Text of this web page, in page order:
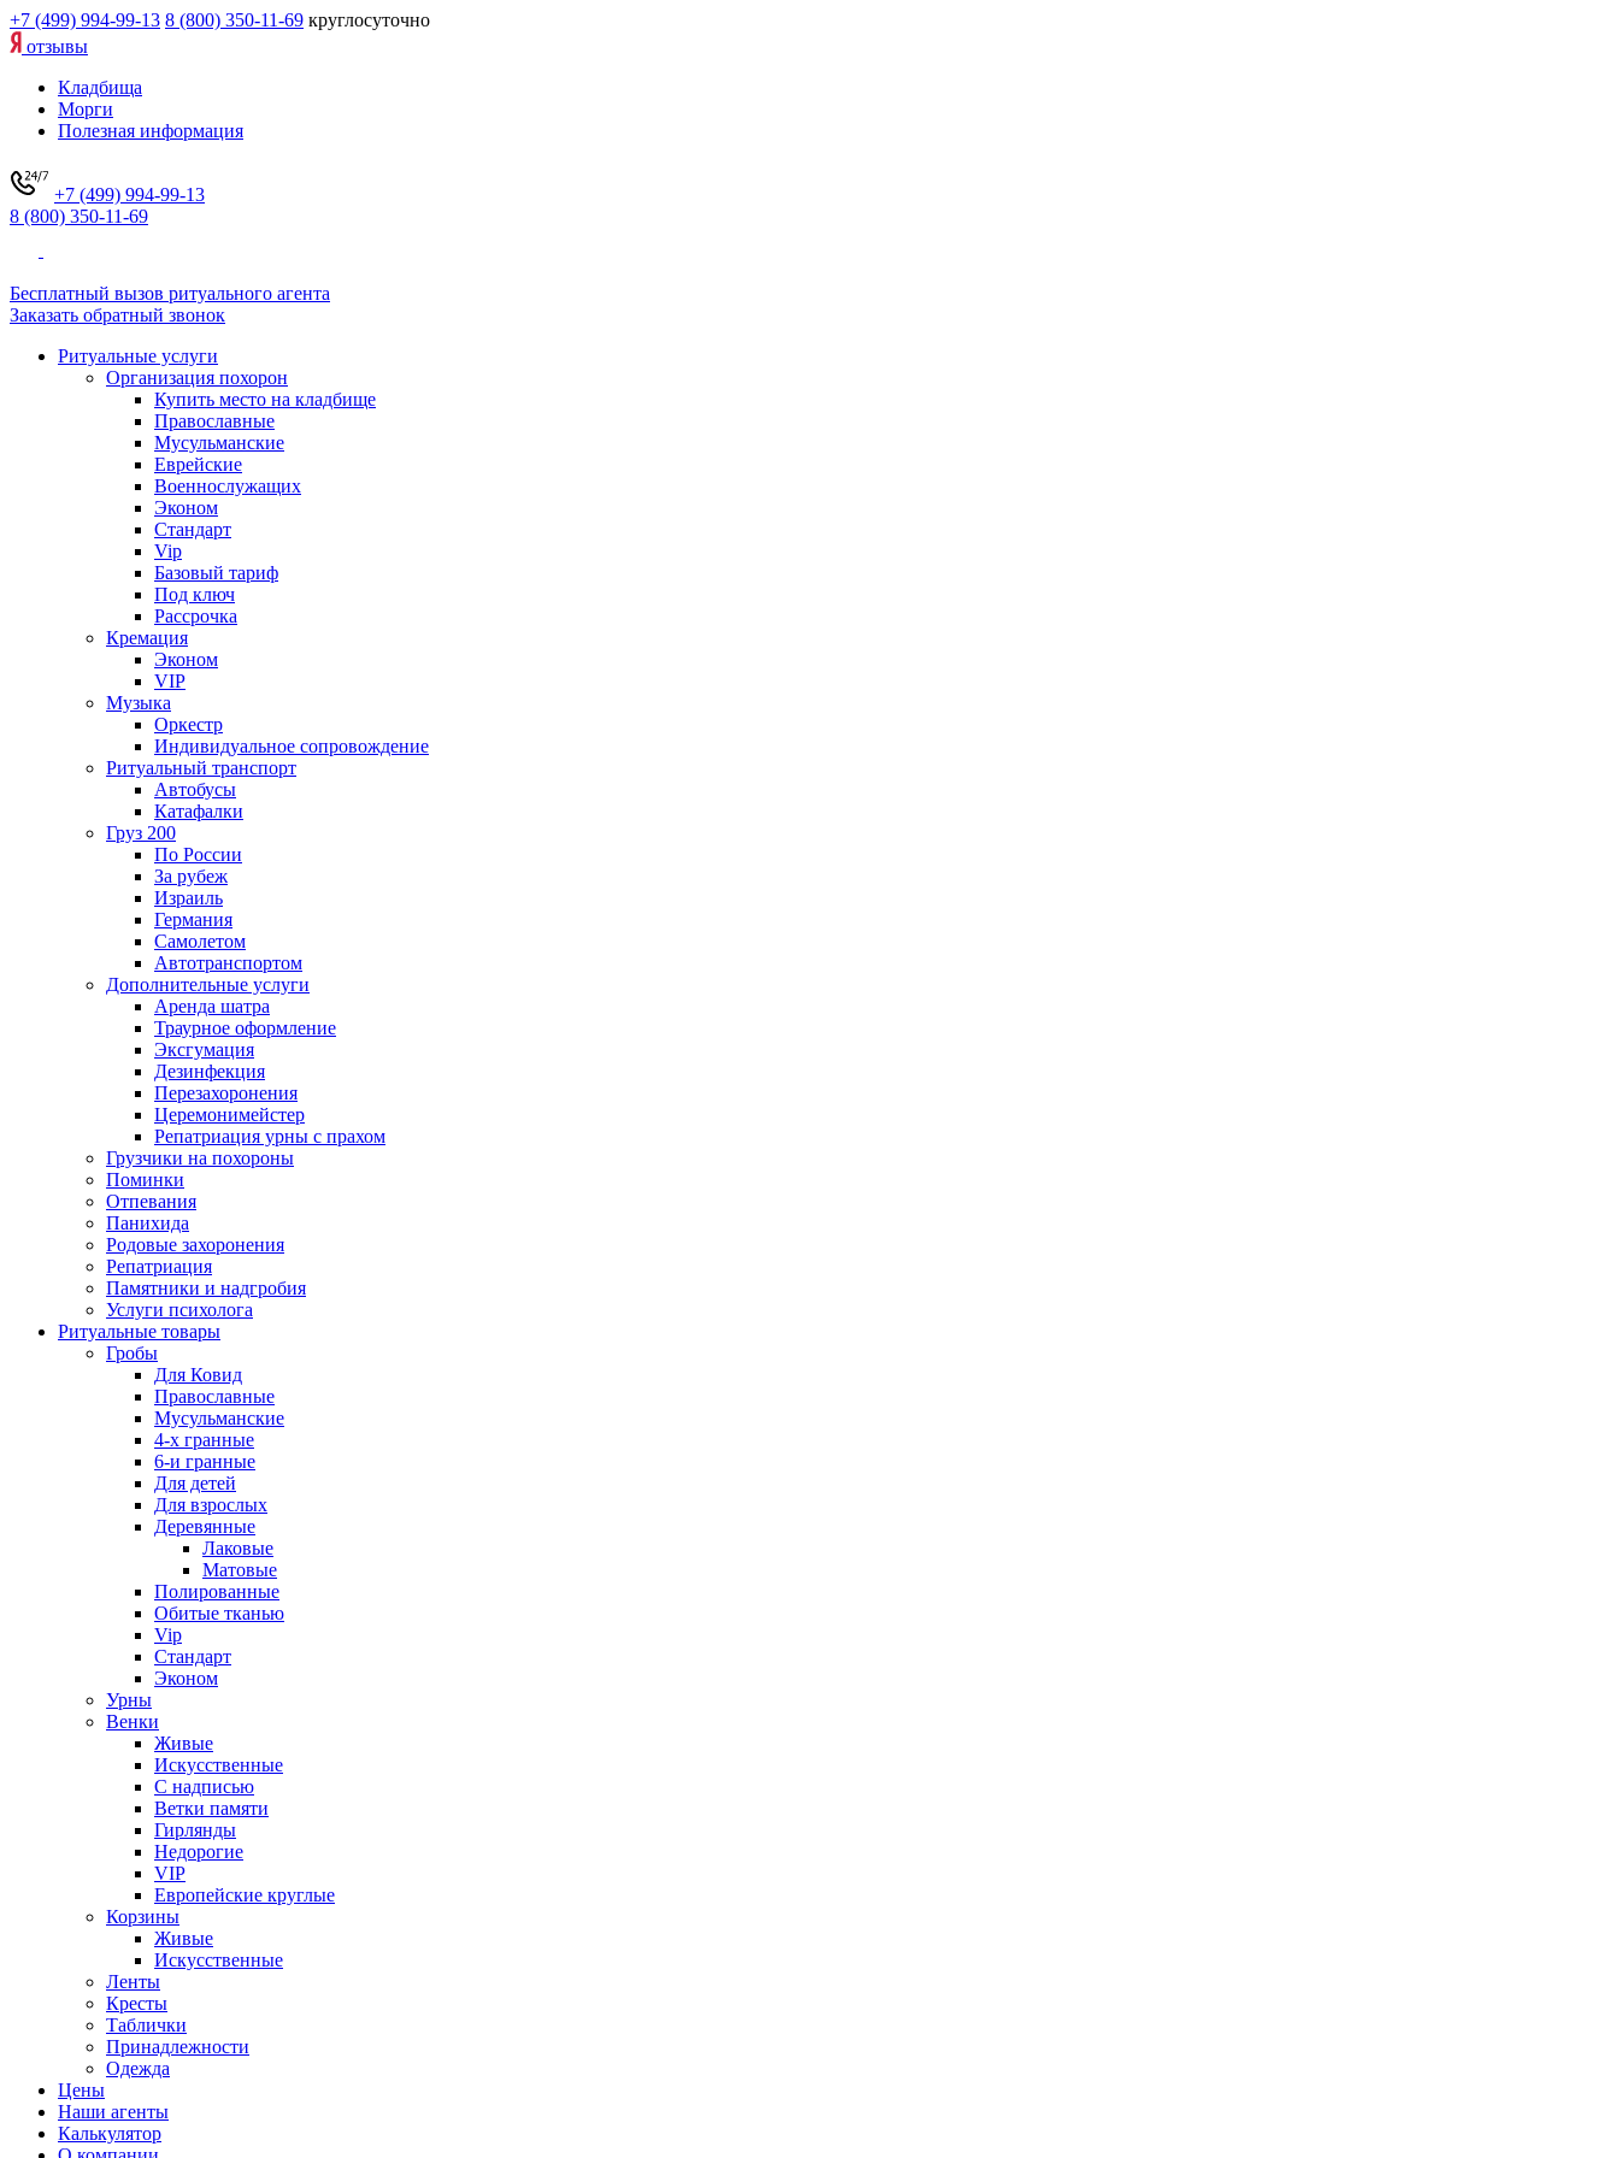
+7 (499) 994-99-13 8 (800) 350-11-69 круглосуточно
отзывы
Кладбища
Морги
Полезная информация
+7 (499) 994-99-13
8 (800) 350-11-69
Бесплатный вызов ритуального агента
Заказать обратный звонок
Ритуальные услуги
Организация похорон
Купить место на кладбище
Православные
Мусульманские
Еврейские
Военнослужащих
Эконом
Стандарт
Vip
Базовый тариф
Под ключ
Рассрочка
Кремация
Эконом
VIP
Музыка
Оркестр
Индивидуальное сопровождение
Ритуальный транспорт
Автобусы
Катафалки
Груз 200
По России
За рубеж
Израиль
Германия
Самолетом
Автотранспортом
Дополнительные услуги
Аренда шатра
Траурное оформление
Эксгумация
Дезинфекция
Перезахоронения
Церемонимейстер
Репатриация урны с прахом
Грузчики на похороны
Поминки
Отпевания
Панихида
Родовые захоронения
Репатриация
Памятники и надгробия
Услуги психолога
Ритуальные товары
Гробы
Для Ковид
Православные
Мусульманские
4-х гранные
6-и гранные
Для детей
Для взрослых
Деревянные
Лаковые
Матовые
Полированные
Обитые тканью
Vip
Стандарт
Эконом
Урны
Венки
Живые
Искусственные
С надписью
Ветки памяти
Гирлянды
Недорогие
VIP
Европейские круглые
Корзины
Живые
Искусственные
Ленты
Кресты
Таблички
Принадлежности
Одежда
Цены
Наши агенты
Калькулятор